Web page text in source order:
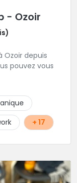
- Ozoir
depuis
pouvez vous
+ 17